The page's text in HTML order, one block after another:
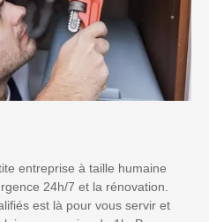
entreprise à taille humaine
24h/7 et la rénovation.
est là pour vous servir et